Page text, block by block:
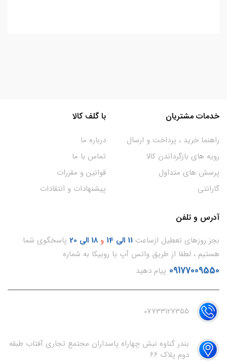
خدمات مشتریان
راهنما خرید ، پرداخت و ارسال
رویه های بازگرداندن کالا
پرسش های متداول
گارانتی
با گلف کالا
درباره ما
تماس با ما
قوانین و مقررات
پیشنهادات و انتقادات
آدرس و تلفن
بجز روزهای تعطیل ازساعت 11 الی 14 و 18 الی 20
پاسخگوی شما
هستیم ، لطفا از طریق واتس آپ یا روبیکا به شماره
09177009550 پیام دهید
07733127355
بندر گناوه نبش چهاراه پاسداران مجتمع تجاری آفتاب طبقه
دوم پلاک 66